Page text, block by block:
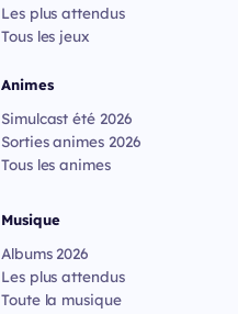
Les plus attendus
Tous les jeux
Animes
Simulcast été 2026
Sorties animes 2026
Tous les animes
Musique
Albums 2026
Les plus attendus
Toute la musique